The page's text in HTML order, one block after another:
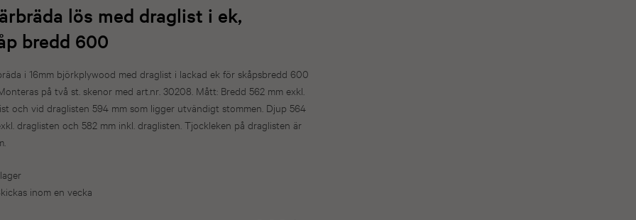
lös med draglist i ek,
bredd 600
i 16mm björkplywood med draglist i lackad ek för skåpsbredd 600
på två st. skenor med art.nr. 30208. Mått: Bredd 562 mm exkl.
och vid draglisten 594 mm som ligger utvändigt stommen. Djup 564
draglisten och 582 mm inkl. draglisten. Tjockleken på draglisten är
inom en vecka